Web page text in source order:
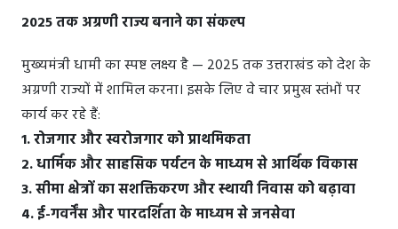
2025 तक अग्रणी राज्य बनाने का संकल्प
मुख्यमंत्री धामी का स्पष्ट लक्ष्य है — 2025 तक उत्तराखंड को देश के
अग्रणी राज्यों में शामिल करना। इसके लिए वे चार प्रमुख स्तंभों पर
कार्य कर रहे हैं:
1. रोजगार और स्वरोजगार को प्राथमिकता
2. धार्मिक और साहसिक पर्यटन के माध्यम से आर्थिक विकास
3. सीमा क्षेत्रों का सशक्तिकरण और स्थायी निवास को बढ़ावा
4. ई-गवर्नेंस और पारदर्शिता के माध्यम से जनसेवा